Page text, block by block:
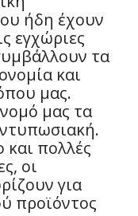
ήδη έχουν
εγχώριες
τα
και
μας.
μας τα
πολλές
οι
για
προϊόντος